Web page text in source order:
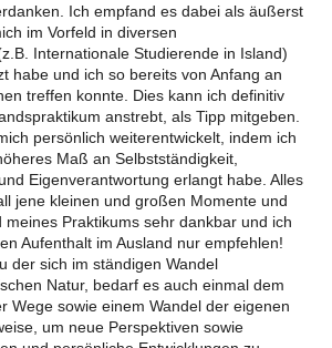
Ich empfand es dabei als äußerst
im Vorfeld in diversen
Internationale Studierende in Island)
habe und ich so bereits von Anfang an
treffen konnte. Dies kann ich definitiv
anstrebt, als Tipp mitgeben.
persönlich weiterentwickelt, indem ich
Maß an Selbstständigkeit,
Eigenverantwortung erlangt habe. Alles
jene kleinen und großen Momente und
meines Praktikums sehr dankbar und ich
Aufenthalt im Ausland nur empfehlen!
der sich im ständigen Wandel
Natur, bedarf es auch einmal dem
Wege sowie einem Wandel der eigenen
um neue Perspektiven sowie